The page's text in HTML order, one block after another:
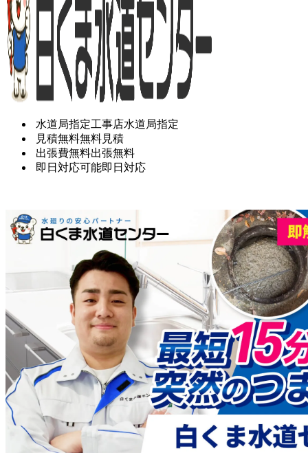
水道局指定工事店水道局指定
見積無料無料見積
出張費無料出張無料
即日対応可能即日対応